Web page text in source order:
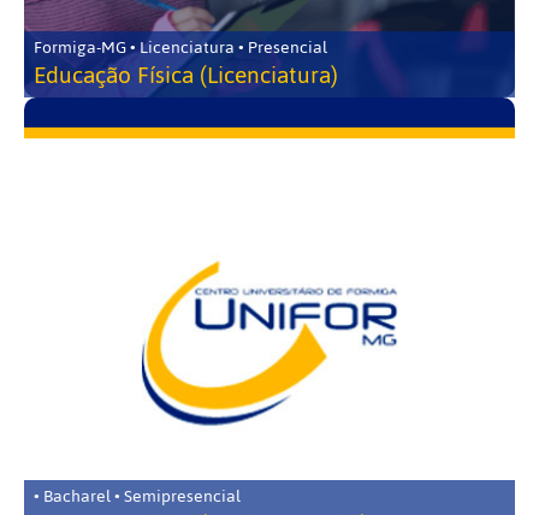
Formiga-MG • Licenciatura • Presencial
Educação Física (Licenciatura)
• Bacharel • Semipresencial